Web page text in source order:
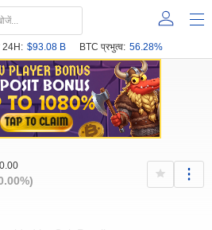
24H: $93.08 B BTC प्रभुत्व: 56.28%